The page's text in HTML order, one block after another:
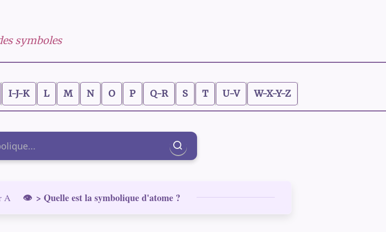
symboles
I-J-K L M N O P Q-R S T U-V W-X-Y-Z
A > Quelle est la symbolique d'atome ?